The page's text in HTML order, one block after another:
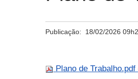
Publicação: 18/02/2026
Plano de Trabalho.pdf